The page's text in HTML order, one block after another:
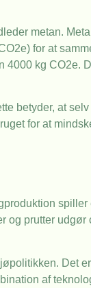
metan.
for at
kg CO2e.
betyder, at
for at
prutter udgør
Det
af